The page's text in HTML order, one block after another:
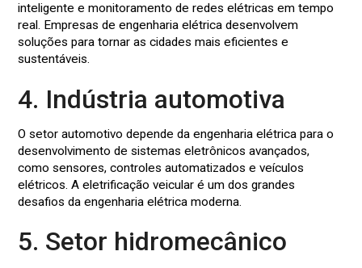
inteligente e monitoramento de redes elétricas em tempo
real. Empresas de engenharia elétrica desenvolvem
soluções para tornar as cidades mais eficientes e
sustentáveis.
4. Indústria automotiva
O setor automotivo depende da engenharia elétrica para o
desenvolvimento de sistemas eletrônicos avançados,
como sensores, controles automatizados e veículos
elétricos. A eletrificação veicular é um dos grandes
desafios da engenharia elétrica moderna.
5. Setor hidromecânico